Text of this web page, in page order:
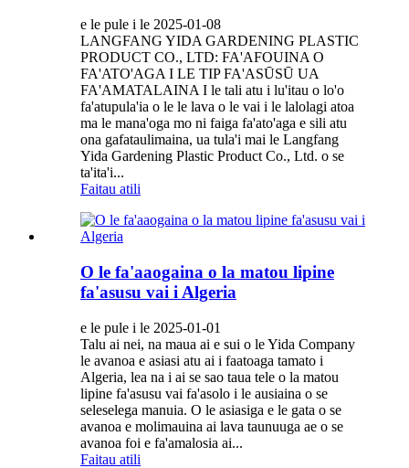
e le pule i le 2025-01-08
LANGFANG YIDA GARDENING PLASTIC
PRODUCT CO., LTD: FA'AFOUINA O
FA'ATO'AGA I LE TIP FA'ASŪSŪ UA
FA'AMATALAINA I le tali atu i lu'itau o lo'o
fa'atupula'ia o le le lava o le vai i le lalolagi atoa
ma le mana'oga mo ni faiga fa'ato'aga e sili atu
ona gafataulimaina, ua tula'i mai le Langfang
Yida Gardening Plastic Product Co., Ltd. o se
ta'ita'i...
Faitau atili
O le fa'aaogaina o la matou lipine
fa'asusu vai i Algeria
e le pule i le 2025-01-01
Talu ai nei, na maua ai e sui o le Yida Company
le avanoa e asiasi atu ai i faatoaga tamato i
Algeria, lea na i ai se sao taua tele o la matou
lipine fa'asusu vai fa'asolo i le ausiaina o se
seleselega manuia. O le asiasiga e le gata o se
avanoa e molimauina ai lava taunuuga ae o se
avanoa foi e fa'amalosia ai...
Faitau atili